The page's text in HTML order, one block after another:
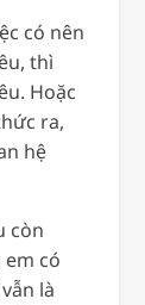
có nên
thì
Hoặc
ra,
hệ
còn
có
là